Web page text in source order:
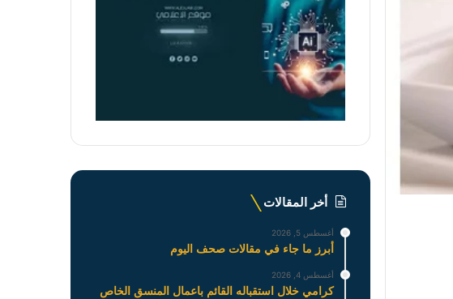
أخر المقالات
أغسطس 5, 2026
أبرز ما جاء في مقالات صحف اليوم
أغسطس 4, 2026
كرامي خلال استقباله القائم باعمال المنسق الخاص